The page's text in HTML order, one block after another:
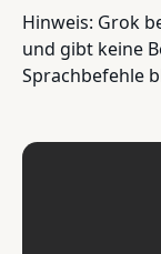
Hinweis: Grok
und gibt keine
Sprachbefehle